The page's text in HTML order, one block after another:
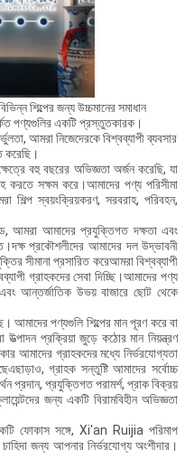
শিল্পের জন্য উচ্চমানের সমাধান
পণ্যগুলির একটি প্রস্তুতকারক।
আমরা নিজেদেরকে বিশ্বব্যাপী ব্যবসার
করেছি।
বহু বছরের অভিজ্ঞতা অর্জন করেছি, যা
করতে সক্ষম করে।আমাদের পণ্য পরিসীমা
শিল্প স্বয়ংক্রিয়করণ, সরবরাহ, পরিবহন,
আমরা আমাদের প্রযুক্তিগত দক্ষতা এবং
প্রকৌশলীদের আমাদের দল উদ্ভাবনী
সীমানা প্রসারিত করেআমরা বিশ্বব্যাপী
গ্রাহকদের সেবা দিচ্ছি।আমাদের পণ্য
আন্তর্জাতিক উভয় বাজারে ছোট থেকে
আমাদের পণ্যগুলি শিল্পের মান পূরণ করে বা
প্রক্রিয়া জুড়ে কঠোর মান নিয়ন্ত্রণ
আমাদের গ্রাহকদের মধ্যে নির্ভরযোগ্যতা
গ্রাহক সন্তুষ্টি আমাদের সর্বোচ্চ
প্রদান, প্রযুক্তিগত পরামর্শ, প্রাক বিক্রয়
জন্য একটি বিরামবিহীন অভিজ্ঞতা
ফোকাস সঙ্গে, Xi'an Ruijia পরিমাপ
জন্য আপনার নির্ভরযোগ্য অংশীদার।